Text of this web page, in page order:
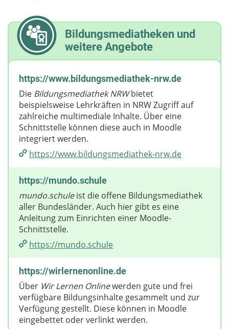
Bildungsmediatheken und
weitere Angebote
https://www.bildungsmediathek-nrw.de
Die Bildungsmediathek NRWbietet
beispielsweise Lehrkräften in NRW Zugriff auf
zahlreiche multimediale Inhalte. Über eine
Schnittstelle können diese auch in Moodle
integriert werden.
https://www.bildungsmediathek-nrw.de
https://mundo.schule
mundo.schuleist die offene Bildungsmediathek
aller Bundesländer. Auch hier gibt es eine
Anleitung zum Einrichten einer Moodle-
Schnittstelle.
https://mundo.schule
https://wirlernenonline.de
Über Wir Lernen Onlinewerden gute und frei
verfügbare Bildungsinhalte gesammelt und zur
Verfügung gestellt. Diese können in Moodle
eingebettet oder verlinkt werden.